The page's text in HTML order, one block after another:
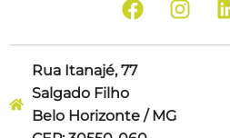
Rua Itanajé, 77
Salgado Filho
Belo Horizonte / MG